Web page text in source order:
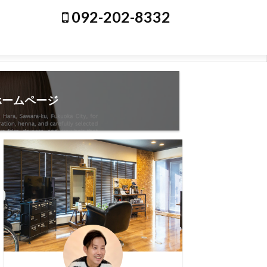
092-202-8332
ムページ